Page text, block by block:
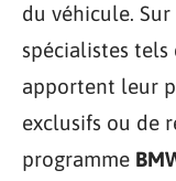
du véhicule.
spécialistes tels
apportent leur
exclusifs ou de
programme